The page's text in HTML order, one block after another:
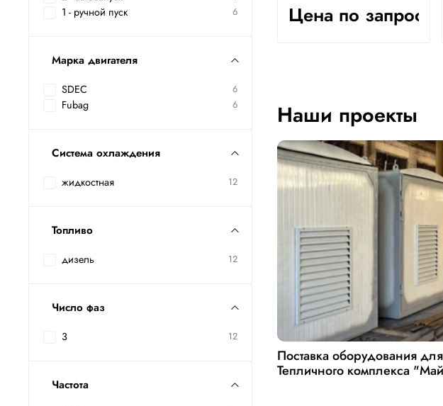
Цена по запросу
Наши проекты
Поставка оборудования для
Тепличного комплекса
1 - ручной пуск 6
Марка двигателя
SDEC 6
Fubag 6
Система охлаждения
жидкостная 12
Топливо
дизель 12
Число фаз
3 12
Частота